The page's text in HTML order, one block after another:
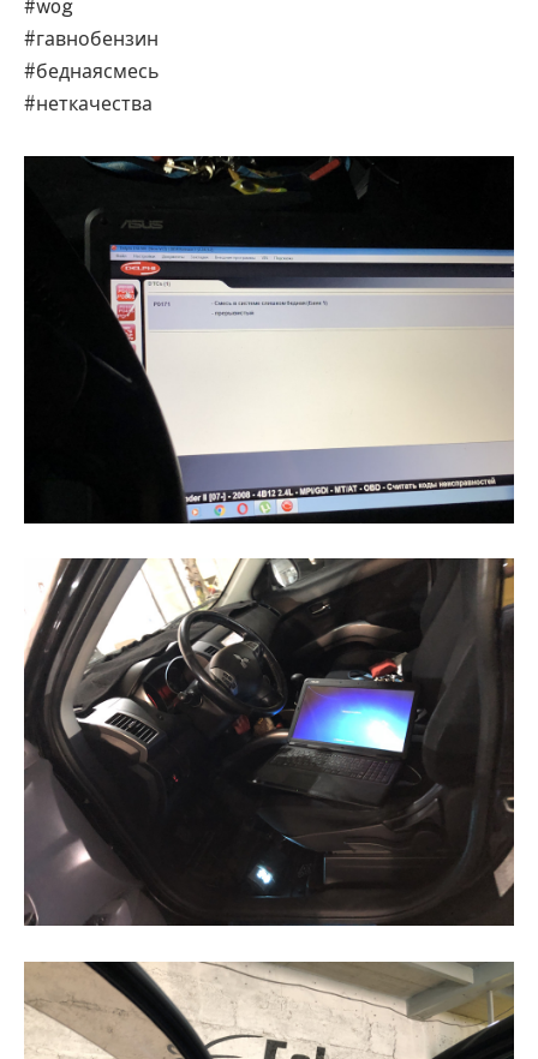
#wog
#гавнобензин
#беднаясмесь
#неткачества